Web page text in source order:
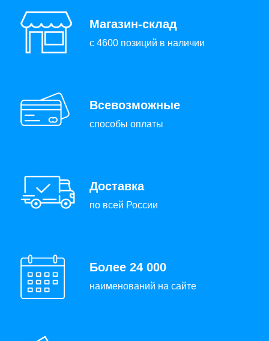
Магазин-склад
с 4600 позиций в наличии
Всевозможные
способы оплаты
Доставка
по всей России
Более 24 000
наименований на сайте